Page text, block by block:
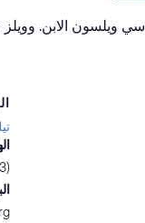
(313) 879-5250